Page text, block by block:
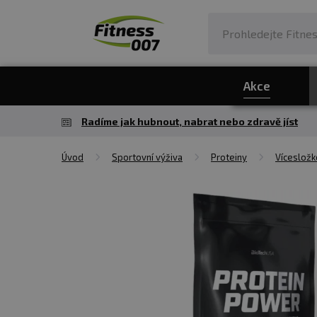
Akce
Radíme jak hubnout, nabrat nebo zdravě jíst
Úvod Sportovní výživa Proteiny